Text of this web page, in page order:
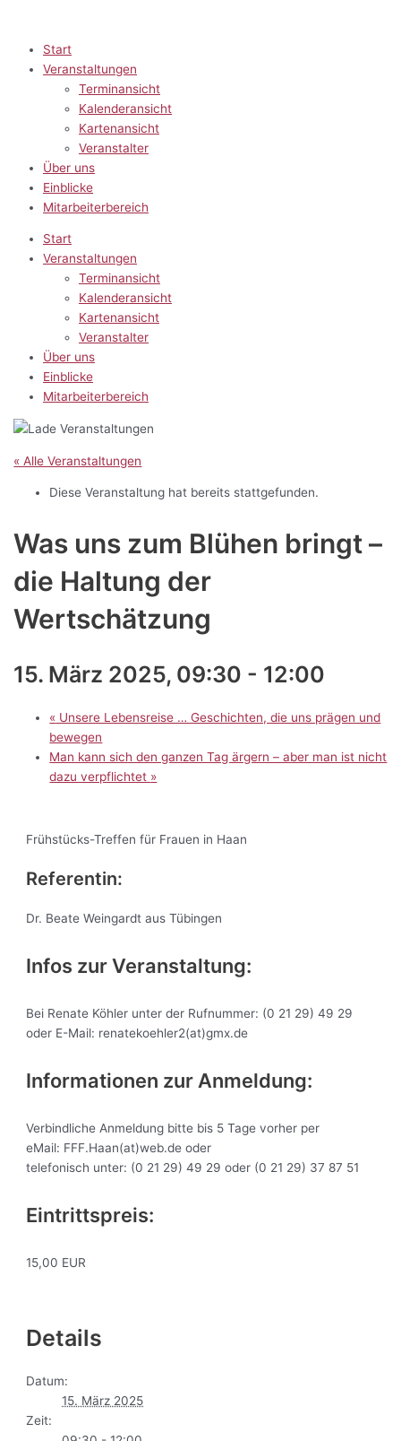
springenStart
Veranstaltungen
Terminansicht
Kalenderansicht
Kartenansicht
Veranstalter
Über uns
Einblicke
Mitarbeiterbereich
Start
Veranstaltungen
Terminansicht
Kalenderansicht
Kartenansicht
Veranstalter
Über uns
Einblicke
Mitarbeiterbereich
« Alle Veranstaltungen
Diese Veranstaltung hat bereits stattgefunden.
Was uns zum Blühen bringt –
die Haltung der
Wertschätzung
15. März 2025, 09:30 - 12:00
« Unsere Lebensreise … Geschichten, die uns prägen und
bewegen
Man kann sich den ganzen Tag ärgern – aber man ist nicht
dazu verpflichtet »
Frühstücks-Treffen für Frauen in Haan
Referentin:
Dr. Beate Weingardt aus Tübingen
Infos zur Veranstaltung:
Bei Renate Köhler unter der Rufnummer: (0 21 29) 49 29
oder E-Mail: renatekoehler2(at)gmx.de
Informationen zur Anmeldung:
Verbindliche Anmeldung bitte bis 5 Tage vorher per
eMail: FFF.Haan(at)web.de oder
telefonisch unter: (0 21 29) 49 29 oder (0 21 29) 37 87 51
Eintrittspreis:
15,00 EUR
Details
Datum:
15. März 2025
Zeit: